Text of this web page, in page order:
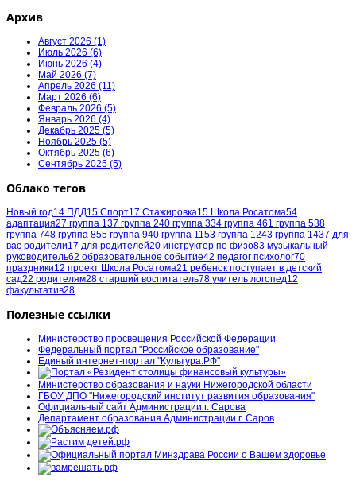
Архив
Август 2026 (1)
Июль 2026 (6)
Июнь 2026 (4)
Май 2026 (7)
Апрель 2026 (11)
Март 2026 (6)
Февраль 2026 (5)
Январь 2026 (4)
Декабрь 2025 (5)
Ноябрь 2025 (5)
Октябрь 2025 (6)
Сентябрь 2025 (5)
Облако тегов
Новый год14 ПДД15 Спорт17 Стажировка15 Школа Росатома54
адаптация27 группа 137 группа 240 группа 334 группа 461 группа 538
группа 748 группа 855 группа 940 группа 1153 группа 1243 группа 1437 для
вас родители17 для родителей20 инструктор по физо83 музыкальный
руководитель62 образовательное событие42 педагог психолог70
праздники12 проект Школа Росатома21 ребенок поступает в детский
сад22 родителям28 старший воспитатель78 учитель логопед12
факультатив28
Полезные ссылки
Министерство просвещения Российской Федерации
Федеральный портал "Российское образование"
Единый интернет-портал "Культура.РФ"
Министерство образования и науки Нижегородской области
ГБОУ ДПО "Нижегородский институт развития образования"
Официальный сайт Администрации г. Сарова
Департамент образования Администрации г. Саров